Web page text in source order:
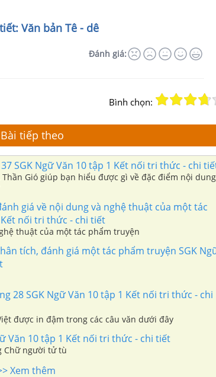
Văn bản Tê - dê
Đánh giá:
Bình chọn:
Bài tiếp theo
SGK Ngữ Văn 10 tập 1 Kết nối tri thức - chi
Gió giúp bạn hiểu được gì về đặc điểm nội dung
giá về nội dung và nghệ thuật của một tác
nối tri thức - chi tiết
thuật của một tác phẩm truyện
tích, đánh giá một tác phẩm truyện SGK
28 SGK Ngữ Văn 10 tập 1 Kết nối tri thức - chi
được in đậm trong các câu văn dưới đây
Văn 10 tập 1 Kết nối tri thức - chi tiết
Chữ người tử tù
Xem thêm